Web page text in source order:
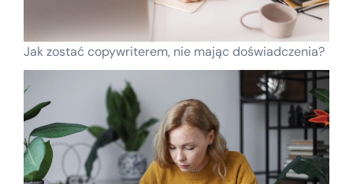
Jak zostać copywriterem, nie mając doświadczenia?